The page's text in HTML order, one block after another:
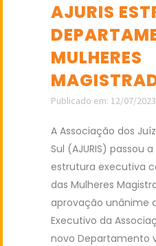
AJURIS
MULHERES
Publicado em: 12/07/2023
A Associação dos
Sul (AJURIS) passou
estrutura executiva
das Mulheres
aprovação unânime
Executivo da
novo Departamento